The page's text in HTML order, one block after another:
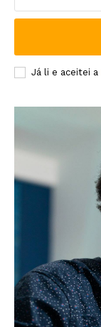
Já li e aceitei a